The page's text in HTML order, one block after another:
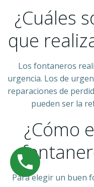
¿Cuáles
que
Los fontaneros
urgencia. Los de
reparaciones de
pueden ser la
¿Cómo
Para elegir un buen